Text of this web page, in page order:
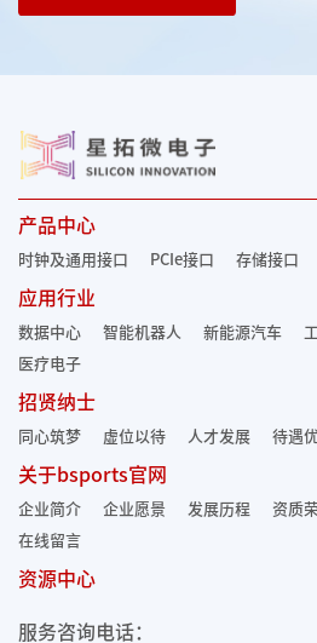
产品中心
时钟及通用接口 PCIe接口 存储接口
应用行业
数据中心 智能机器人 新能源汽车
医疗电子
招贤纳士
同心筑梦 虚位以待 人才发展 待遇
关于bsports官网
企业简介 企业愿景 发展历程 资质
在线留言
资源中心
服务咨询电话：